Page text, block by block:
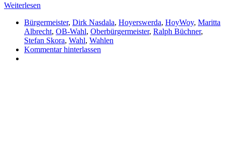
Weiterlesen
Bürgermeister, Dirk Nasdala, Hoyerswerda, HoyWoy, Maritta
Albrecht, OB-Wahl, Oberbürgermeister, Ralph Büchner,
Stefan Skora, Wahl, Wahlen
Kommentar hinterlassen